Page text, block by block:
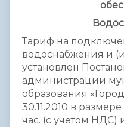
Тариф на
водоснабжения и
установлен
администрации
образования
30.11.2010 в
час. (с учетом НДС)